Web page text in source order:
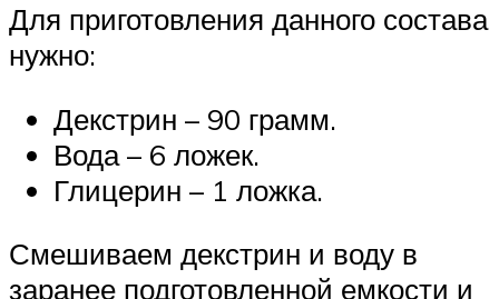
Для приготовления данного состава
нужно:
Декстрин – 90 грамм.
Вода – 6 ложек.
Глицерин – 1 ложка.
Смешиваем декстрин и воду в
заранее подготовленной емкости и